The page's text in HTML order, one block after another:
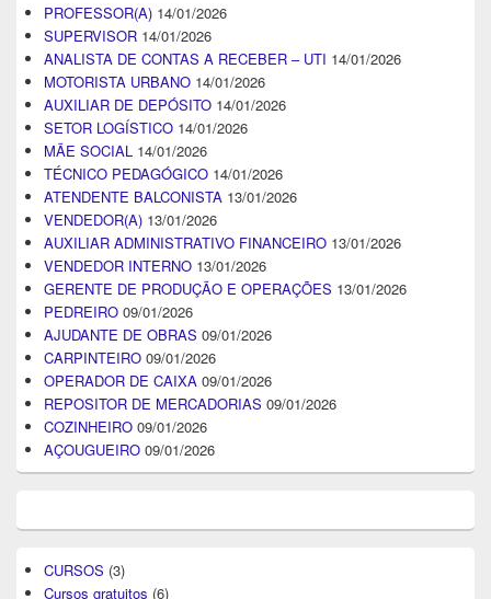
PROFESSOR(A) 14/01/2026
SUPERVISOR 14/01/2026
ANALISTA DE CONTAS A RECEBER – UTI 14/01/2026
MOTORISTA URBANO 14/01/2026
AUXILIAR DE DEPÓSITO 14/01/2026
SETOR LOGÍSTICO 14/01/2026
MÃE SOCIAL 14/01/2026
TÉCNICO PEDAGÓGICO 14/01/2026
ATENDENTE BALCONISTA 13/01/2026
VENDEDOR(A) 13/01/2026
AUXILIAR ADMINISTRATIVO FINANCEIRO 13/01/2026
VENDEDOR INTERNO 13/01/2026
GERENTE DE PRODUÇÃO E OPERAÇÕES 13/01/2026
PEDREIRO 09/01/2026
AJUDANTE DE OBRAS 09/01/2026
CARPINTEIRO 09/01/2026
OPERADOR DE CAIXA 09/01/2026
REPOSITOR DE MERCADORIAS 09/01/2026
COZINHEIRO 09/01/2026
AÇOUGUEIRO 09/01/2026
CURSOS (3)
Cursos gratuitos (6)